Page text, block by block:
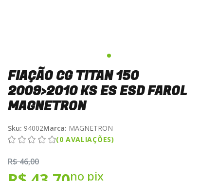
FIAÇÃO CG TITAN 150
2009>2010 KS ES ESD FAROL
MAGNETRON
Sku: 94002Marca: MAGNETRON
(0 AVALIAÇÕES)
R$ 46,00
no pix